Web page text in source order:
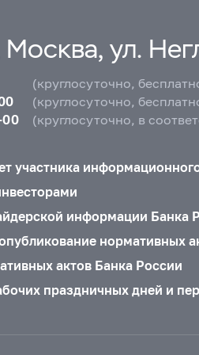
ул.
(круглосуточно,
(круглосуточно,
00
(круглосуточно, в
участника
информации Банка
нормативных
актов Банка России
праздничных дней и